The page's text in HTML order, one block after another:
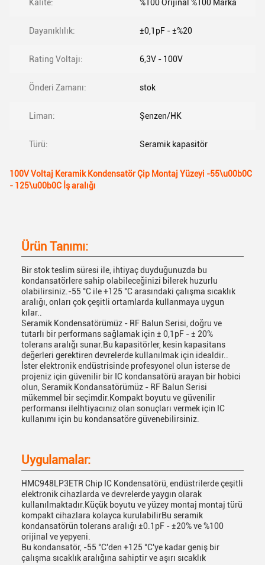
Kalite: %100 Orijinal %100 Marka
Dayanıklılık: ±0,1pF - ±%20
Rating Voltajı: 6,3V - 100V
Önderi Zamanı: stok
Liman: Şenzen/HK
Türü: Seramik kapasitör
100V Voltaj Keramik Kondensatör Çip Montaj Yüzeyi -55\u00b0C
- 125\u00b0C İş aralığı
Ürün Tanımı:
Bir stok teslim süresi ile, ihtiyaç duyduğunuzda bu
kondansatörlere sahip olabileceğinizi bilerek huzurlu
olabilirsiniz.-55 °C ile +125 °C arasındaki çalışma sıcaklık
aralığı, onları çok çeşitli ortamlarda kullanmaya uygun
kılar..
Seramik Kondensatörümüz - RF Balun Serisi, doğru ve
tutarlı bir performans sağlamak için ± 0,1pF - ± 20%
tolerans aralığı sunar.Bu kapasitörler, kesin kapasitans
değerleri gerektiren devrelerde kullanılmak için idealdir..
İster elektronik endüstrisinde profesyonel olun isterse de
projeniz için güvenilir bir IC kondansatörü arayan bir hobici
olun, Seramik Kondansatörümüz - RF Balun Serisi
mükemmel bir seçimdir.Kompakt boyutu ve güvenilir
performansı ileİhtiyacınız olan sonuçları vermek için IC
kullanımı için bu kondansatöre güvenebilirsiniz.
Uygulamalar:
HMC948LP3ETR Chip IC Kondensatörü, endüstrilerde çeşitli
elektronik cihazlarda ve devrelerde yaygın olarak
kullanılmaktadır.Küçük boyutu ve yüzey montaj montaj türü
kompakt cihazlara kolayca kurulabilirBu seramik
kondansatörün tolerans aralığı ±0.1pF - ±20% ve %100
orijinal ve yepyeni.
Bu kondansatör, -55 °C'den +125 °C'ye kadar geniş bir
çalışma sıcaklık aralığına sahiptir ve aşırı sıcaklık